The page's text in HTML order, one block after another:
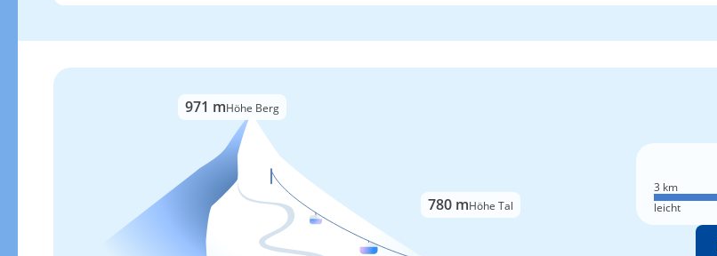
971 mHöhe Berg
780 mHöhe Tal
3 km
leicht